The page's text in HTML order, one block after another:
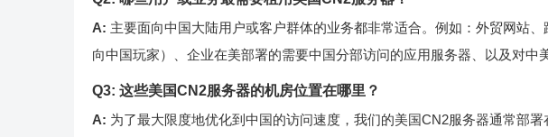
A: 主要面向中国大陆用户或客户群体的业务都非常适合。例如：外贸网站
向中国玩家）、企业在美部署的需要中国分部访问的应用服务器、以及对中
Q3: 这些美国CN2服务器的机房位置在哪里？
A: 为了最大限度地优化到中国的访问速度，我们的美国CN2服务器通常部